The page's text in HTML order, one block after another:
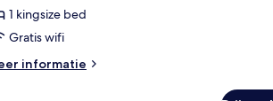
1 kingsize bed
Gratis wifi
informatie